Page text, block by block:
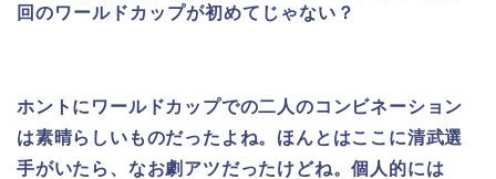
回のワールドカップが初めてじゃない？
ホントにワールドカップでの二人のコンビネーション
は素晴らしいものだったよね。ほんとはここに清武選
手がいたら、なお劇アツだったけどね。個人的には